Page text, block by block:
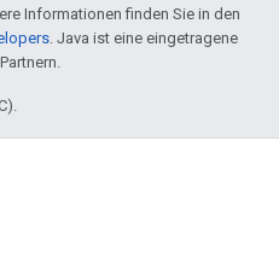
Informationen finden Sie in den
. Java ist eine eingetragene